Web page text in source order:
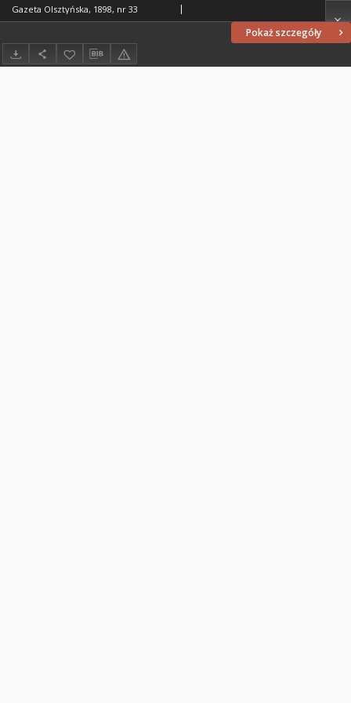
Pokaż szczegóły
Gazeta Olsztyńska, 1898, nr 33